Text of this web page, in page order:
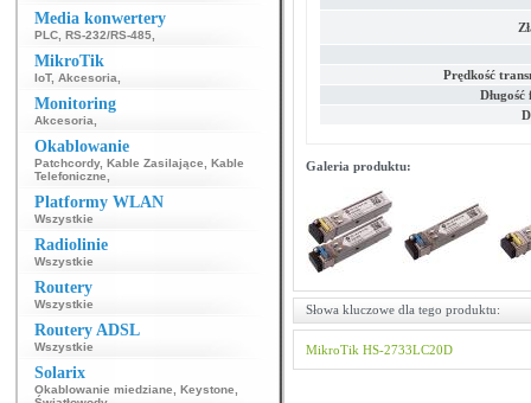
Media konwertery
PLC RS-232/RS-485
MikroTik
IoT, Akcesoria
Monitoring
Akcesoria
Okablowanie
Patchcordy, Kable Zasilające
Kable
Telefoniczne
Platformy WLAN
Wszystkie
Radiolinie
Wszystkie
Routery
Wszystkie
Routery ADSL
Wszystkie
Solarix
Okablowanie miedziane Keystone
Prędkość
Galeria produktu:
Słowa kluczowe dla tego produktu:
MikroTik HS-2733LC20D